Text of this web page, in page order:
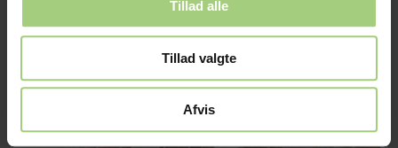
Tillad alle
Tillad valgte
Afvis